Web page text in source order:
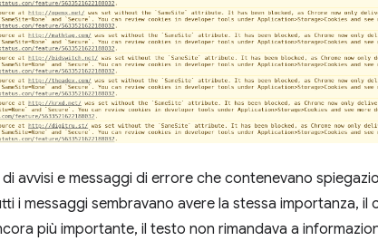
avvisi e messaggi di errore che contenevano
i messaggi sembravano avere la stessa importanza,
più importante, il testo non rimandava a